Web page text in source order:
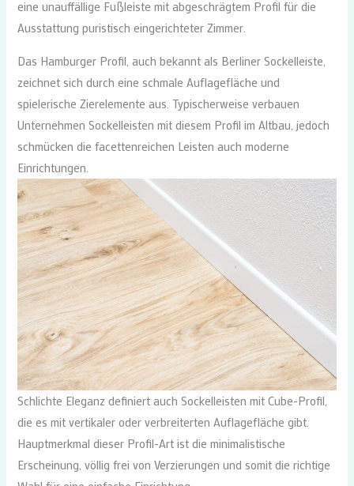
eine unauffällige Fußleiste mit abgeschrägtem Profil für die
Ausstattung puristisch eingerichteter Zimmer.
Das Hamburger Profil, auch bekannt als Berliner Sockelleiste,
zeichnet sich durch eine schmale Auflagefläche und
spielerische Zierelemente aus. Typischerweise verbauen
Unternehmen Sockelleisten mit diesem Profil im Altbau, jedoch
schmücken die facettenreichen Leisten auch moderne
Einrichtungen.
Schlichte Eleganz definiert auch Sockelleisten mit Cube-Profil,
die es mit vertikaler oder verbreiterten Auflagefläche gibt.
Hauptmerkmal dieser Profil-Art ist die minimalistische
Erscheinung, völlig frei von Verzierungen und somit die richtige